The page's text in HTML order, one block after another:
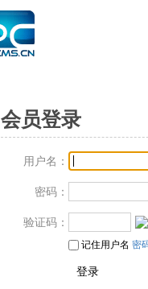
会员登录
用户名：
密码：
验证码：
记住用户名 密